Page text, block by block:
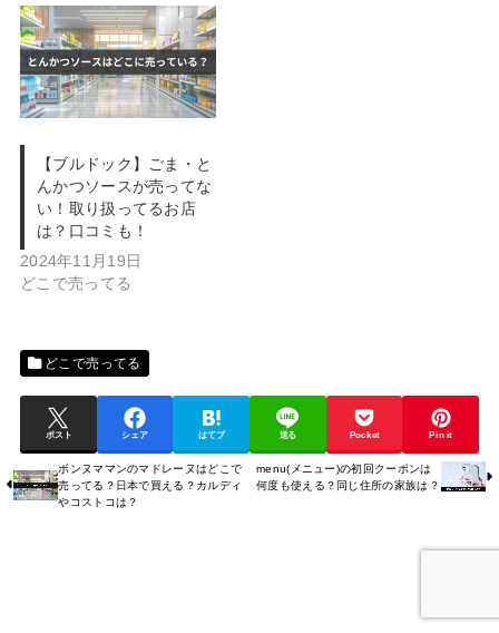
【ブルドック】ごま・と
んかつソースが売ってな
い！取り扱ってるお店
は？口コミも！
2024年11月19日
どこで売ってる
どこで売ってる
ポスト シェア はてブ 送る Pocket Pin it
ボンヌママンのマドレーヌはどこで
売ってる？日本で買える？カルディ
やコストコは？
menu(メニュー)の初回クーポンは
何度も使える？同じ住所の家族は？